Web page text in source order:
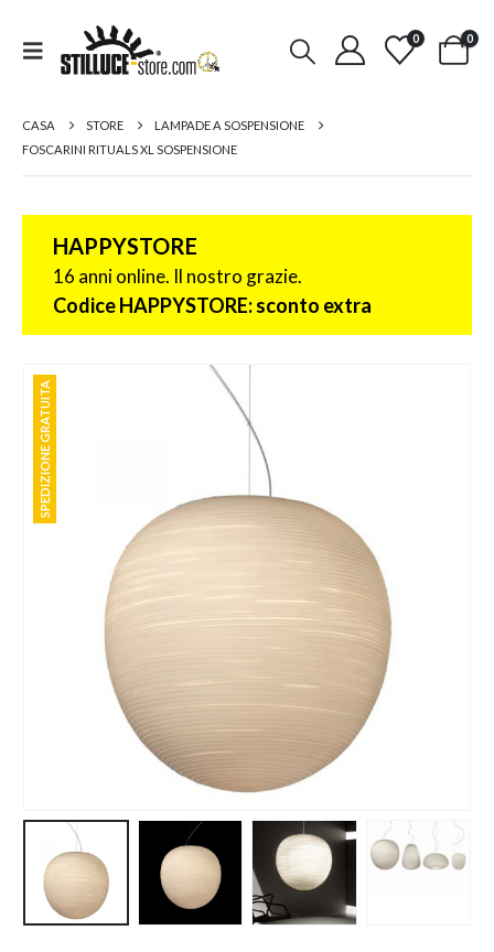
0 0
CASA STORE
LAMPADE A SOSPENSIONE
FOSCARINI RITUALS XL SOSPENSIONE
HAPPYSTORE
16 anni online. Il nostro grazie.
Codice HAPPYSTORE: sconto extra
SPEDIZIONE GRATUITA
SPEDIZIONE GRATUITA